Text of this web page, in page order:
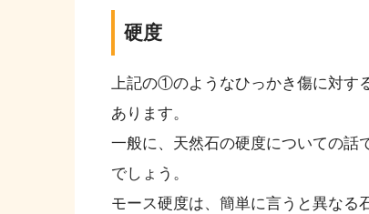
硬度
上記の①のようなひっかき傷に対す
あります。
一般に、天然石の硬度についての話
でしょう。
モース硬度は、簡単に言うと異なる